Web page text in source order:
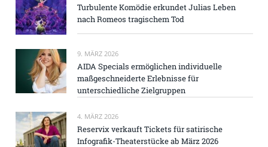
Turbulente Komödie erkundet Julias Leben
nach Romeos tragischem Tod
9. MÄRZ 2026
AIDA Specials ermöglichen individuelle
maßgeschneiderte Erlebnisse für
unterschiedliche Zielgruppen
4. MÄRZ 2026
Reservix verkauft Tickets für satirische
Infografik-Theaterstücke ab März 2026